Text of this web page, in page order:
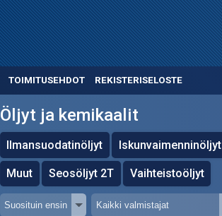
TOIMITUSEHDOT REKISTERISELOSTE
Öljyt ja kemikaalit
Ilmansuodatinöljyt Iskunvaimenninöljyt
Muut Seosöljyt 2T Vaihteistoöljyt